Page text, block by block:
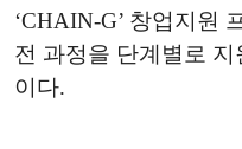
‘CHAIN-G’ 창업지원
전 과정을 단계별로
이다.